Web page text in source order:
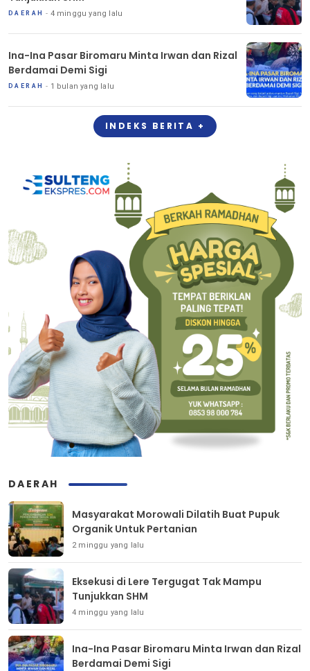
DAERAH 4 minggu yang lalu
Ina-Ina Pasar Biromaru Minta Irwan dan Rizal
Berdamai Demi Sigi
DAERAH 1 bulan yang lalu
INDEKS BERITA +
DAERAH
Masyarakat Morowali Dilatih Buat Pupuk
Organik Untuk Pertanian
2 minggu yang lalu
Eksekusi di Lere Tergugat Tak Mampu
Tunjukkan SHM
4 minggu yang lalu
Ina-Ina Pasar Biromaru Minta Irwan dan Rizal
Berdamai Demi Sigi